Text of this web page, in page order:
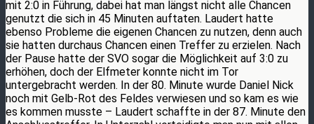
mit 2:0 in Führung, dabei hat man längst nicht alle Chancen
genutzt die sich in 45 Minuten auftaten. Laudert hatte
ebenso Probleme die eigenen Chancen zu nutzen, denn auch
sie hatten durchaus Chancen einen Treffer zu erzielen. Nach
der Pause hatte der SVO sogar die Möglichkeit auf 3:0 zu
erhöhen, doch der Elfmeter konnte nicht im Tor
untergebracht werden. In der 80. Minute wurde Daniel Nick
noch mit Gelb-Rot des Feldes verwiesen und so kam es wie
es kommen musste – Laudert schaffte in der 87. Minute den